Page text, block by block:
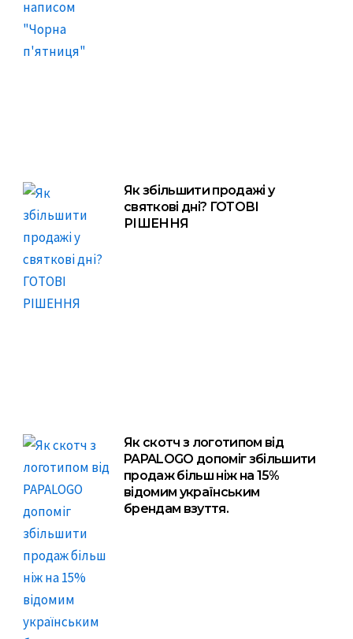
Як збільшити продажі у
святкові дні? ГОТОВІ
РІШЕННЯ
Як скотч з логотипом від
PAPALOGO допоміг збільшити
продаж більш ніж на 15%
відомим українським
брендам взуття.